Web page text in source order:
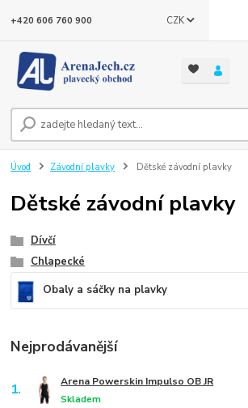
CZK
+420 606 760 900
Úvod Závodní plavky Dětské závodní plavky
Dětské závodní plavky
Dívčí
Chlapecké
Obaly a sáčky na plavky
Nejprodávanější
1. Arena Powerskin Impulso OB JR
Skladem